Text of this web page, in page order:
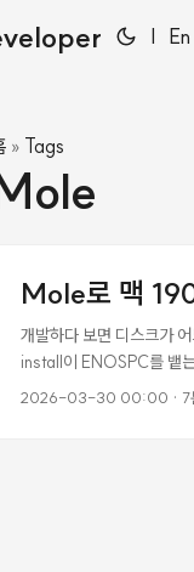
| En
» Tags
Mole로 맥
개발하다 보면 디스크가
install이 ENOSPC를 뱉
가 없다. CleanMyMac 같
2026-03-30 00:00 · 7